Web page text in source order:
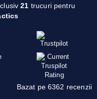
21 trucuri pentru
Bazat pe 6362 recenzii